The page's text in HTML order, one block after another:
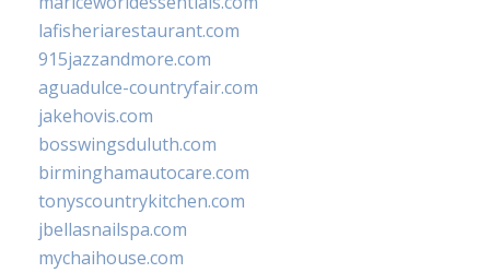
lafisheriarestaurant.com
915jazzandmore.com
aguadulce-countryfair.com
jakehovis.com
bosswingsduluth.com
birminghamautocare.com
tonyscountrykitchen.com
jbellasnailspa.com
mychaihouse.com